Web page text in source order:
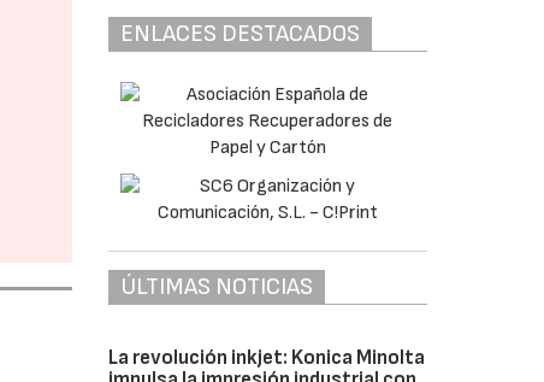
ENLACES DESTACADOS
ÚLTIMAS NOTICIAS
La revolución inkjet: Konica Minolta